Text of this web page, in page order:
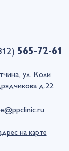
565-72-61
ул. Коли
д.22
на карте